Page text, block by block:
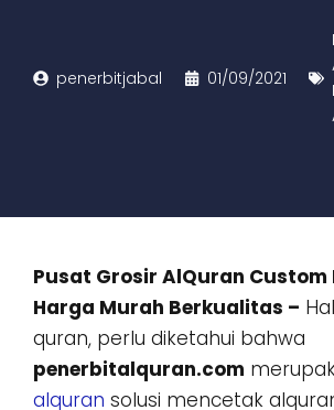
penerbitjabal 01/09/2021
Pusat Grosir AlQuran Custom
Harga Murah Berkualitas –
quran, perlu diketahui bahwa
penerbitalquran.com
alquran solusi mencetak